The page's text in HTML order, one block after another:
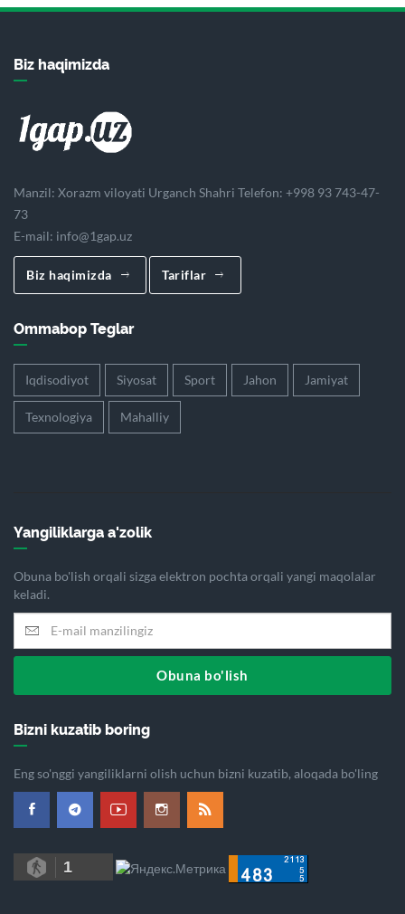
Biz haqimizda
Manzil: Xorazm viloyati Urganch Shahri Telefon: +998 93 743-47-
73
E-mail: info@1gap.uz
Biz haqimizda Tariflar
Ommabop Teglar
Iqdisodiyot Siyosat Sport Jahon Jamiyat
Texnologiya Mahalliy
Yangiliklarga a'zolik
Obuna bo'lish orqali sizga elektron pochta orqali yangi maqolalar
keladi.
Obuna bo'lish
Bizni kuzatib boring
Eng so'nggi yangiliklarni olish uchun bizni kuzatib, aloqada bo'ling
1